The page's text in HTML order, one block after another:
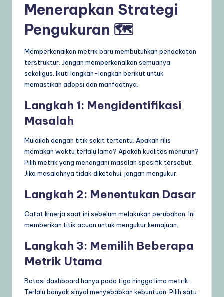
Menerapkan Strategi
Pengukuran 🗺️
Memperkenalkan metrik baru membutuhkan pendekatan
terstruktur. Jangan memperkenalkan semuanya
sekaligus. Ikuti langkah-langkah berikut untuk
memastikan adopsi dan manfaatnya.
Langkah 1: Mengidentifikasi
Masalah
Mulailah dengan titik sakit tertentu. Apakah rilis
memakan waktu terlalu lama? Apakah kualitas menurun?
Pilih metrik yang menangani masalah spesifik tersebut.
Jika masalahnya tidak diketahui, jangan mengukur.
Langkah 2: Menentukan Dasar
Catat kinerja saat ini sebelum melakukan perubahan. Ini
memberikan titik acuan untuk mengukur kemajuan.
Langkah 3: Memilih Beberapa
Metrik Utama
Batasi dashboard hanya pada tiga hingga lima metrik.
Terlalu banyak sinyal menyebabkan kebuntuan. Pilih satu